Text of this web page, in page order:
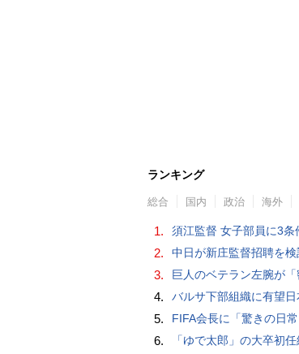
ランキング
総合 国内 政治 海外
1. 須江監督 女子部員に3条
2. 中日が新庄監督招聘を検
3. 巨人のベテラン左腕が
4. バルサ下部組織に有望日
5. FIFA会長に「驚きの日常
6. 「ゆで太郎」の大卒初